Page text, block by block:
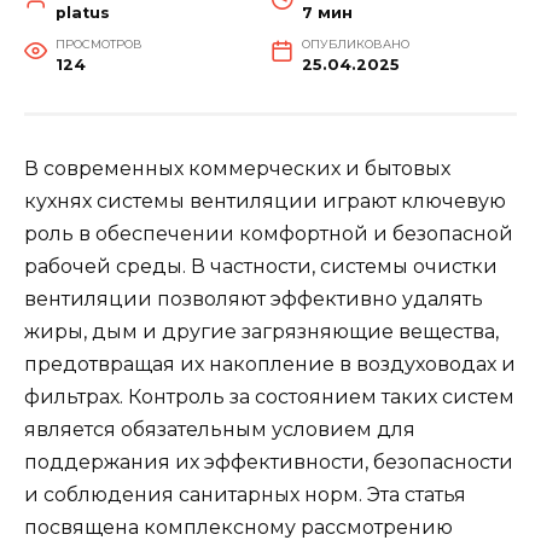
platus 7 мин
ПРОСМОТРОВ
124
ОПУБЛИКОВАНО
25.04.2025
В современных коммерческих и бытовых
кухнях системы вентиляции играют ключевую
роль в обеспечении комфортной и безопасной
рабочей среды. В частности, системы очистки
вентиляции позволяют эффективно удалять
жиры, дым и другие загрязняющие вещества,
предотвращая их накопление в воздуховодах и
фильтрах. Контроль за состоянием таких систем
является обязательным условием для
поддержания их эффективности, безопасности
и соблюдения санитарных норм. Эта статья
посвящена комплексному рассмотрению